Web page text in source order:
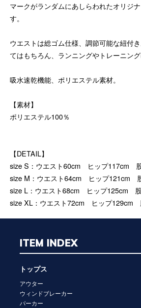
マークがランダムにあしらわれたオリジ
す。
ウエストは総ゴム仕様、調節可能な紐付
てはもちろん、ランニングやトレーニング
吸水速乾機能、ポリエステル素材。
【素材】
ポリエステル100％
【DETAIL】
size S：ウエスト60cm ヒップ117cm
size M：ウエスト64cm ヒップ121cm
size L：ウエスト68cm ヒップ125cm
size XL：ウエスト72cm ヒップ129cm
ITEM INDEX
トップス
アウター
ウィンドブレーカー
パーカー